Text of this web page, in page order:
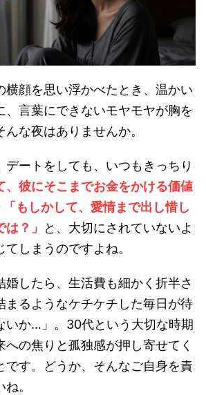
横顔を思い浮かべたとき、温かい
、言葉にできないモヤモヤが胸を
な夜はありませんか。
デートをしても、いつもきっちり
、彼にそこまでお金をかける価値
もしかして、愛情まで出し惜し
？」
と、大切にされていないよ
しまうのですよね。
婚したら、生活費も細かく折半さ
まるようなケチケチした毎日が待
いか…」。30代という大切な時期
への焦りと孤独感が押し寄せてく
です。どうか、そんなご自身を責
。